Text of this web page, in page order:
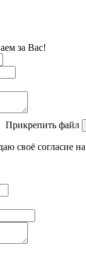
за Вас!
Прикрепить файл
своё согласие на